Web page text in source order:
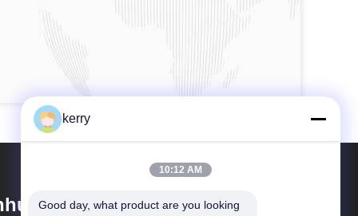
Idea Technology Imp & Exp
kerry
10:12 AM
Good day, what product are you looking